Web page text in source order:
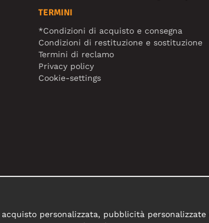
TERMINI
*Condizioni di acquisto e consegna
Condizioni di restituzione e sostituzione
Termini di reclamo
Privacy policy
Cookie-settings
personalizzata, pubblicità